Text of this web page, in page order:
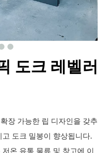
도크 레벨러
장 가능한 립 디자인을 갖추
도크 밀봉이 향상됩니다.
온 유통 물류 및 창고에 이